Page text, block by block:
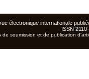
électronique internationale
ISSN
de soumission et de publication